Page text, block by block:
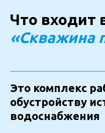
Что входит
«Скважина
Это комплекс
обустройству
водоснабжения